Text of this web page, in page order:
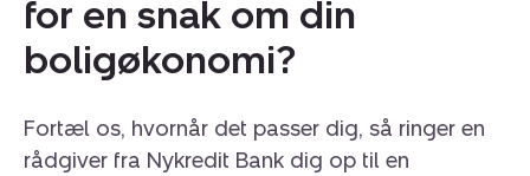
for en snak om din
boligøkonomi?
Fortæl os, hvornår det passer dig, så ringer en
rådgiver fra Nykredit Bank dig op til en